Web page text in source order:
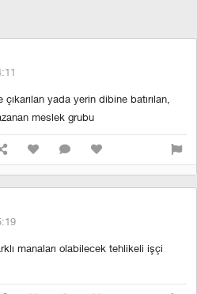
yada yerin dibine batırılan,
meslek grubu
manaları olabilecek tehlikeli işçi